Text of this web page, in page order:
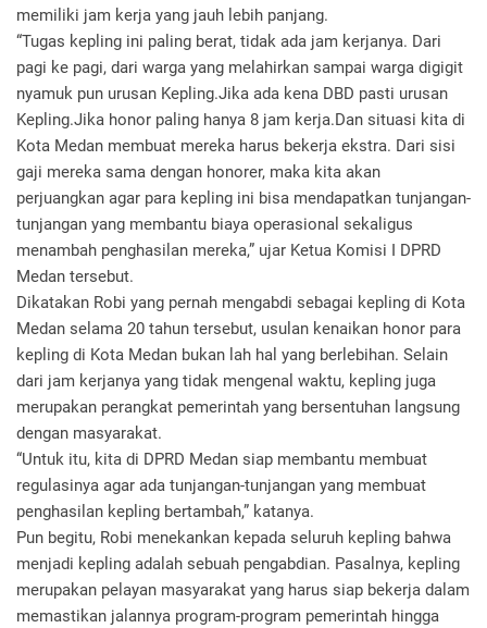
memiliki jam kerja yang jauh lebih panjang.
“Tugas kepling ini paling berat, tidak ada jam kerjanya. Dari
pagi ke pagi, dari warga yang melahirkan sampai warga digigit
nyamuk pun urusan Kepling.Jika ada kena DBD pasti urusan
Kepling.Jika honor paling hanya 8 jam kerja.Dan situasi kita di
Kota Medan membuat mereka harus bekerja ekstra. Dari sisi
gaji mereka sama dengan honorer, maka kita akan
perjuangkan agar para kepling ini bisa mendapatkan tunjangan-
tunjangan yang membantu biaya operasional sekaligus
menambah penghasilan mereka,” ujar Ketua Komisi I DPRD
Medan tersebut.
Dikatakan Robi yang pernah mengabdi sebagai kepling di Kota
Medan selama 20 tahun tersebut, usulan kenaikan honor para
kepling di Kota Medan bukan lah hal yang berlebihan. Selain
dari jam kerjanya yang tidak mengenal waktu, kepling juga
merupakan perangkat pemerintah yang bersentuhan langsung
dengan masyarakat.
“Untuk itu, kita di DPRD Medan siap membantu membuat
regulasinya agar ada tunjangan-tunjangan yang membuat
penghasilan kepling bertambah,” katanya.
Pun begitu, Robi menekankan kepada seluruh kepling bahwa
menjadi kepling adalah sebuah pengabdian. Pasalnya, kepling
merupakan pelayan masyarakat yang harus siap bekerja dalam
memastikan jalannya program-program pemerintah hingga